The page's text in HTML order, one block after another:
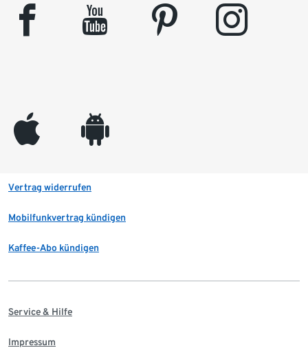
facebook youtube pinterest instagram
appleinc android
Vertrag widerrufen
Mobilfunkvertrag kündigen
Kaffee-Abo kündigen
Service & Hilfe
Impressum